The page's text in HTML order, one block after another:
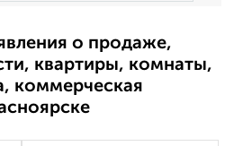
о продаже,
квартиры, комнаты,
коммерческая